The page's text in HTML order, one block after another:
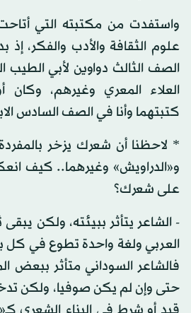
واستفدت من مكتبته التي
علوم الثقافة والأدب والفكر،
الصف الثالث دواوين لأبي الطيب
العلاء المعري وغيرهم، وكان
كتبتهما وأنا في الصف السادس
* لاحظنا أن شعرك يزخر بالمفردة
و«الدراويش» وغيرهما.. كيف
على شعرك؟
- الشاعر يتأثر ببيئته، ولكن
العربي ولغة واحدة تطوع في كل
فالشاعر السوداني متأثر ببعض
حتى وإن لم يكن صوفيا، ولكن